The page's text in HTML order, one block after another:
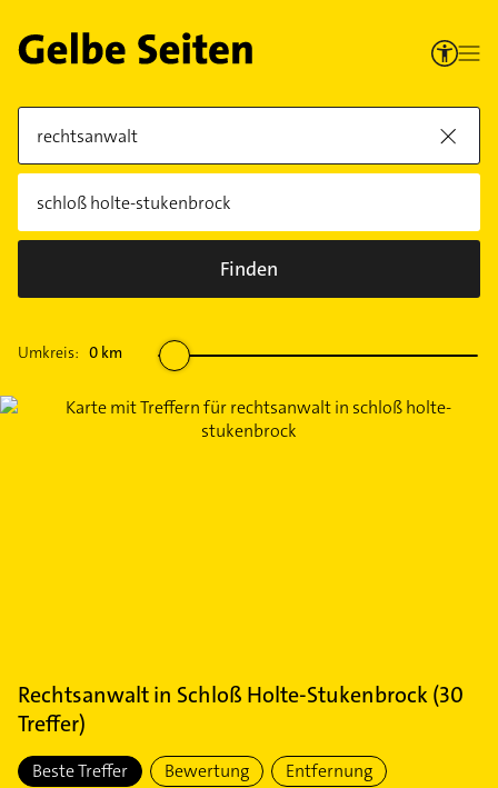
Finden
Umkreis: 0 km
Rechtsanwaltin Schloß Holte-Stukenbrock(30
Treffer)
Beste Treffer Bewertung Entfernung